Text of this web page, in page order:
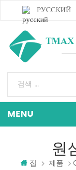
РУССКИЙ
원
집 제품